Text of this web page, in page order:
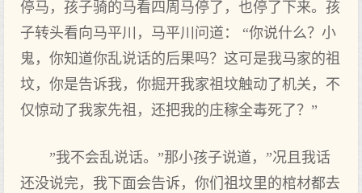
停马，孩子骑的马看四周马停了，也停了下来。孩
子转头看向马平川，马平川问道： “你说什么？小
鬼，你知道你乱说话的后果吗？这可是我马家的祖
坟，你是告诉我，你掘开我家祖坟触动了机关，不
仅惊动了我家先祖，还把我的庄稼全毒死了？”
”我不会乱说话。”那小孩子说道，”况且我话
还没说完，我下面会告诉，你们祖坟里的棺材都去